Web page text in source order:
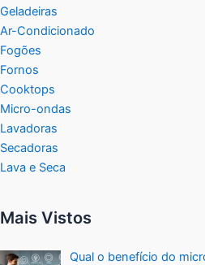
Geladeiras
Ar-Condicionado
Fogões
Fornos
Cooktops
Micro-ondas
Lavadoras
Secadoras
Lava e Seca
Mais Vistos
Qual o benefício do